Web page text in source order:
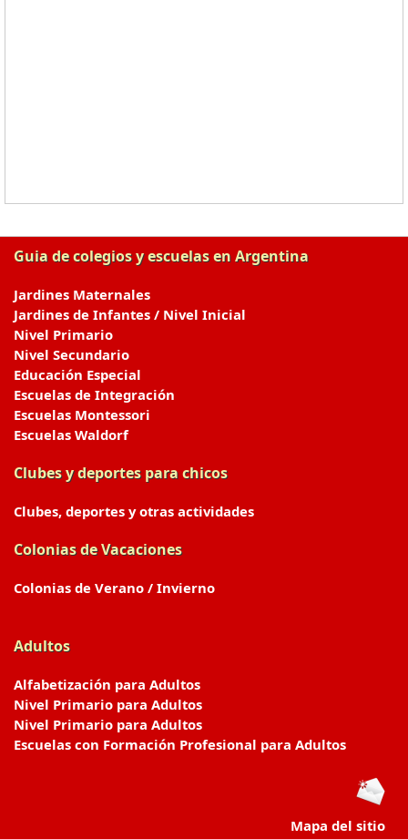
Guia de colegios y escuelas en Argentina
Jardines Maternales
Jardines de Infantes / Nivel Inicial
Nivel Primario
Nivel Secundario
Educación Especial
Escuelas de Integración
Escuelas Montessori
Escuelas Waldorf
Clubes y deportes para chicos
Clubes, deportes y otras actividades
Colonias de Vacaciones
Colonias de Verano / Invierno
Adultos
Alfabetización para Adultos
Nivel Primario para Adultos
Nivel Primario para Adultos
Escuelas con Formación Profesional para Adultos
Mapa del sitio